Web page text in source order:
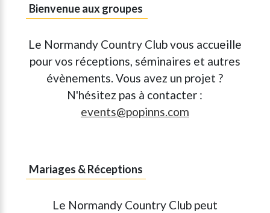
Bienvenue aux groupes
Le Normandy Country Club vous accueille
pour vos réceptions, séminaires et autres
évènements. Vous avez un projet ?
N'hésitez pas à contacter :
events@popinns.com
Mariages & Réceptions
Le Normandy Country Club peut